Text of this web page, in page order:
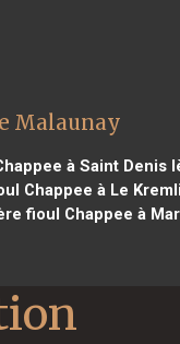
Malaunay
à Saint Denis
Chappee à Le
fioul Chappee à